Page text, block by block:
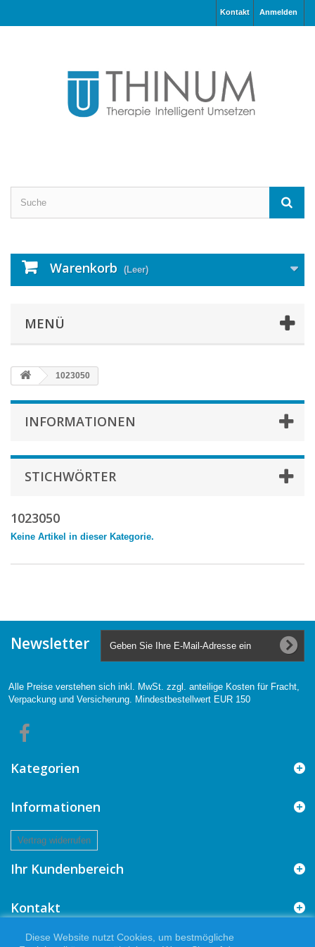
Anmelden
Kontakt
Warenkorb (Leer)
MENÜ
1023050
INFORMATIONEN
STICHWÖRTER
1023050
Keine Artikel in dieser Kategorie.
Newsletter
Alle Preise verstehen sich inkl. MwSt. zzgl. anteilige Kosten für Fracht,
Verpackung und Versicherung. Mindestbestellwert EUR 150
Kategorien
Informationen
Vertrag widerrufen
Ihr Kundenbereich
Kontakt
Diese Website nutzt Cookies, um bestmögliche